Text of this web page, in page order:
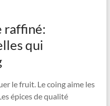
raffiné:
qui
le fruit. Le coing aime les
épices de qualité